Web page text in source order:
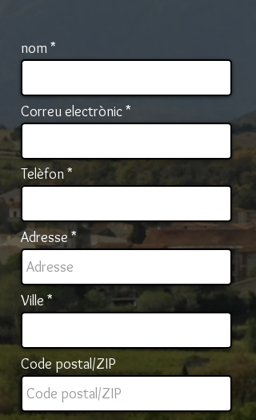
nom
Correu electrònic
Telèfon
Adresse
Ville
Code postal/ZIP